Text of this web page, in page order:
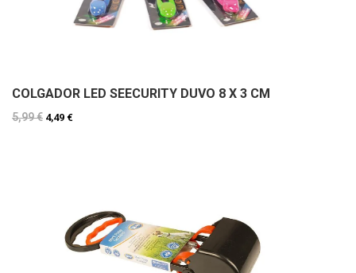
COLGADOR LED SEECURITY DUVO 8 X 3 CM
5,99 € 4,49 €